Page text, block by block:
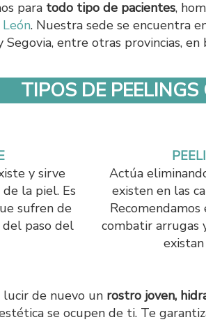
para todo tipo de pacientes,
. Nuestra sede se encuentra
Segovia, entre otras provincias,
TIPOS DE
y sirve
la piel. Es
sufren de
del paso del
Actúa
existen en las
combatir arrugas
lucir de nuevo un rostro joven,
se ocupen de ti. Te